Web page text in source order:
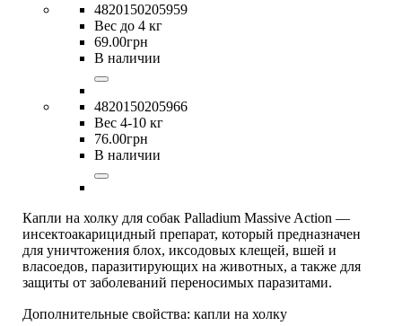
4820150205959
Вес до 4 кг
69.00грн
В наличии
4820150205966
Вес 4-10 кг
76.00грн
В наличии
Капли на холку для собак Palladium Massive Action —
инсектоакарицидный препарат, который предназначен
для уничтожения блох, иксодовых клещей, вшей и
власоедов, паразитирующих на животных, а также для
защиты от заболеваний переносимых паразитами.
Дополнительные свойства: капли на холку